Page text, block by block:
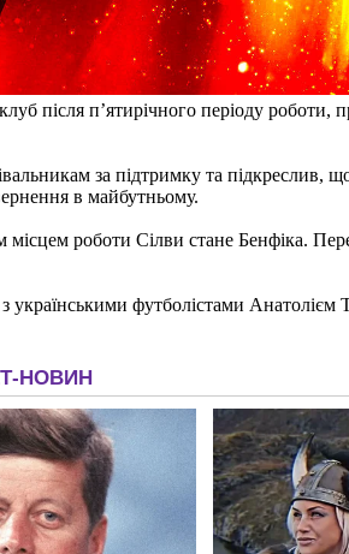
після п’ятирічного періоду роботи,
за підтримку та
в майбутньому.
роботи Сілви стане Бенфіка.
футболістами Анатолієм